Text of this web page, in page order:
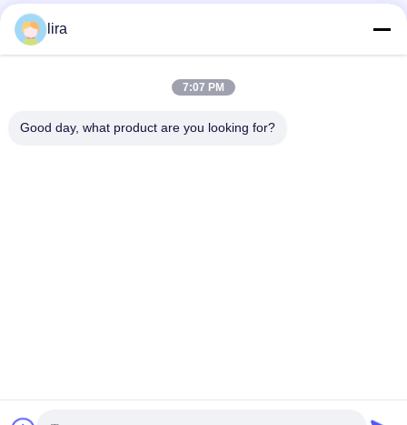
দ্রুত যোগাযোগ
চীন ভালো মানের Gabion মেশিন সরবরাহকারী। কপিরাইট © 2012-2026 Jiangyin
lira
7:07 PM
Good day, what product are you looking for?